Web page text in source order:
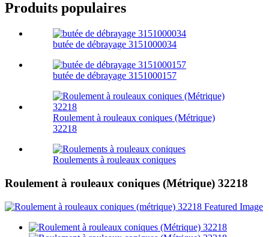
Produits populaires
butée de débrayage 3151000034
butée de débrayage 3151000157
Roulement à rouleaux coniques (Métrique)
32218
Roulements à rouleaux coniques
Roulement à rouleaux coniques (Métrique) 32218